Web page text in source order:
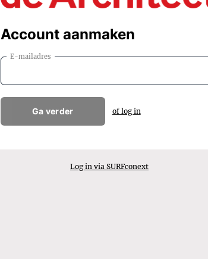
Account aanmaken
E-mailadres
Ga verder of log in
Log in via SURFconext